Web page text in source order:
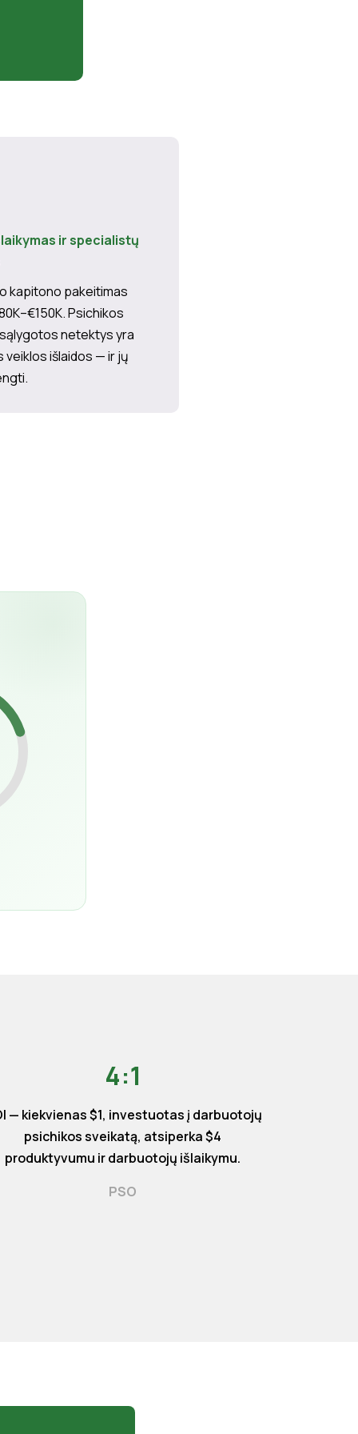
ir specialistų
kapitono pakeitimas
Psichikos
netektys yra
veiklos išlaidos — ir jų
4:1
— kiekvienas $1, investuotas į darbuotojų
psichikos sveikatą, atsiperka $4
produktyvumu ir darbuotojų išlaikymu.
PSO